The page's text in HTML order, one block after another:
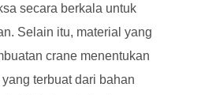
secara berkala untuk
Selain itu, material yang
crane menentukan
terbuat dari bahan